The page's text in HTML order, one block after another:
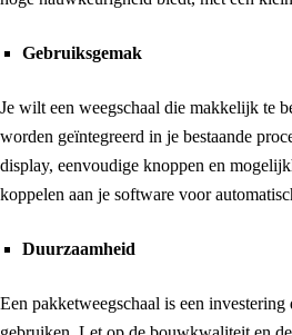
Gebruiksgemak
Je wilt een weegschaal die makkelijk te
worden geïntegreerd in je bestaande
display, eenvoudige knoppen en
koppelen aan je software voor
Duurzaamheid
Een pakketweegschaal is een